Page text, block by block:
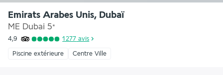
Emirats Arabes Unis, Dubaï
ME Dubai 5*
4,9 1 277 avis
Piscine extérieure Centre Ville